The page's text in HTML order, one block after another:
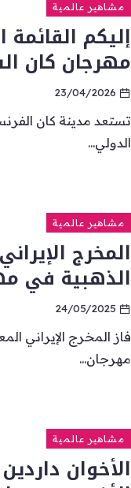
مشاهير عالمية
إليكم
مهرجان كان
23/04/2026
الدولي...
مشاهير عالمية
المخرج
الذهبية في
24/05/2025
فاز المخرج الإيراني
مهرجان...
مشاهير عالمية
الأخوان